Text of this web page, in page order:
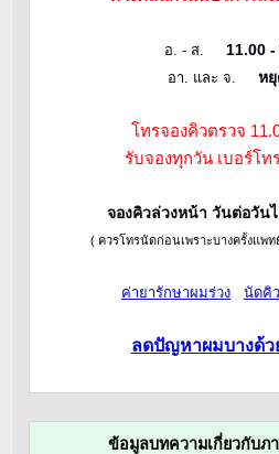
อ. - ส. 11.00
อา. และ จ. ห
โทรจองคิวตรวจ
รับจองทุกวัน เบอร์โท
จองคิวล่วงหน้า วันต่อวัน
( ควรโทรนัดก่อนเพราะบางครั้งแพ
ค่ายารักษาผมร่วง นัดคิ
ลดปัญหาผมบางด้
ข้อมูลบทความเกี่ยวกับภ